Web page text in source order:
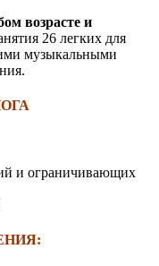
возрасте и
26 легких для
музыкальными
и ограничивающих